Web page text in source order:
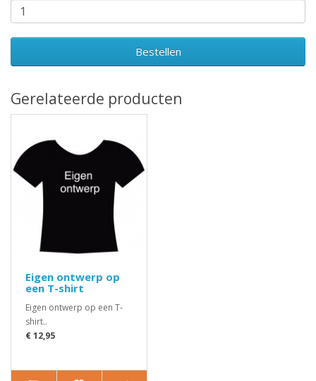
Bestellen
Gerelateerde producten
Eigen ontwerp op
een T-shirt
Eigen ontwerp op een T-
shirt..
€ 12,95